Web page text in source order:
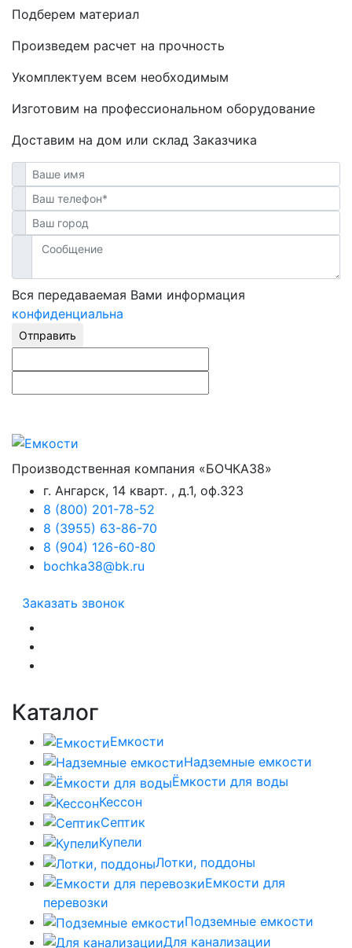
Подберем материал
Произведем расчет на прочность
Укомплектуем всем необходимым
Изготовим на профессиональном оборудование
Доставим на дом или склад Заказчика
Вся передаваемая Вами информация
конфиденциальна
Отправить
Производственная компания «БОЧКА38»
г. Ангарск, 14 кварт. , д.1, оф.323
8 (800) 201-78-52
8 (3955) 63-86-70
8 (904) 126-60-80
bochka38@bk.ru
Заказать звонок
Каталог
Емкости
Надземные емкости
Ёмкости для воды
Кессон
Септик
Купели
Лотки, поддоны
Емкости для
перевозки
Подземные емкости
Для канализации